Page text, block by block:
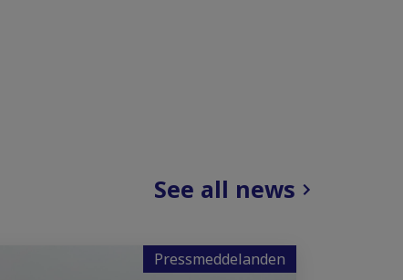
See all news
Pressmeddelanden